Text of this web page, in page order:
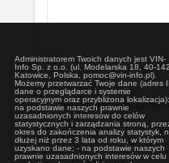
Administratorem Twoich danych jest VIN-
Info Sp. z o.o. (ul. Modelarska 18, 40-142
Katowice, Polska, pomoc@vin-info.pl).
Możemy przetwarzać Twoje dane (adres
dane o przeglądarce i systemie
operacyjnym oraz przybliżona
na podstawie naszych prawnie
uzasadnionych interesów do celów
statystycznych i zarządzania stroną,
okres do zakończenia analizy statystyk,
dłużej niż przez 3 lata od roku, w którym
uzyskano dane; - na podstawie naszych
prawnie uzasadnionych interesów w celu
Administrator wyłączył
postów.